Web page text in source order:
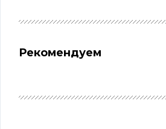
Рекомендуем